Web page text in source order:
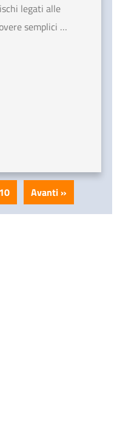
legati alle
semplici …
10 Avanti »